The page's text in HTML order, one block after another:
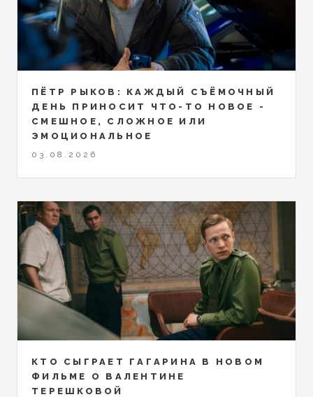
ПЁТР РЫКОВ: КАЖДЫЙ СЪЁМОЧНЫЙ
ДЕНЬ ПРИНОСИТ ЧТО-ТО НОВОЕ -
СМЕШНОЕ, СЛОЖНОЕ ИЛИ
ЭМОЦИОНАЛЬНОЕ
03.08.2026
КТО СЫГРАЕТ ГАГАРИНА В НОВОМ
ФИЛЬМЕ О ВАЛЕНТИНЕ
ТЕРЕШКОВОЙ